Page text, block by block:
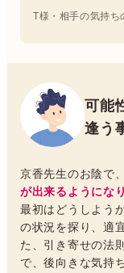
T様・相手の気持ち
可能
逢う
京香先生のお陰で
が出来るようにな
最初はどうしよう
の状況を探り、適
た、引き寄せの法
で、後向きな気持